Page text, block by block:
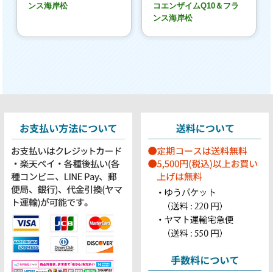
ンス海岸松
コエンザイムQ10＆フラ
ンス海岸松